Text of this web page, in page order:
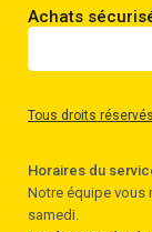
Achats
Tous droits réservés
Horaires du
Notre équipe vous
samedi.